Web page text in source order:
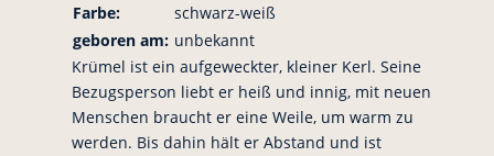
Farbe:
schwarz-weiß
geboren am: unbekannt
Krümel ist ein aufgeweckter, kleiner Kerl. Seine
Bezugsperson liebt er heiß und innig, mit neuen
Menschen braucht er eine Weile, um warm zu
werden. Bis dahin hält er Abstand und ist